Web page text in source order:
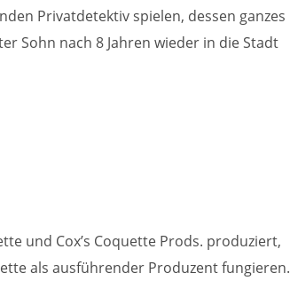
Privatdetektiv spielen, dessen ganzes
Sohn nach 8 Jahren wieder in die Stadt
und Cox’s Coquette Prods. produziert,
als ausführender Produzent fungieren.